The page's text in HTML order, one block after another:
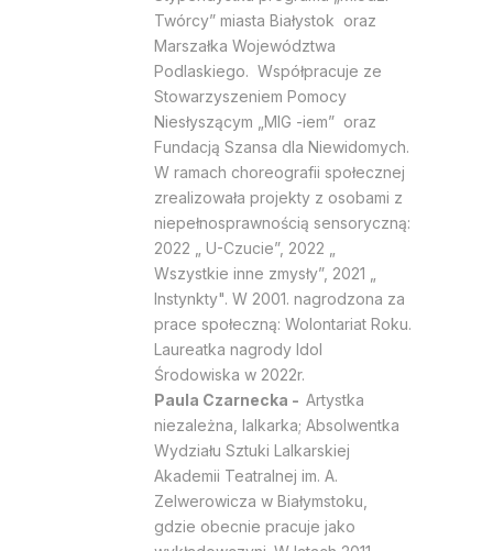
Twórcy” miasta Białystok oraz
Marszałka Województwa
Podlaskiego. Współpracuje ze
Stowarzyszeniem Pomocy
Niesłyszącym „MIG -iem” oraz
Fundacją Szansa dla Niewidomych.
W ramach choreografii społecznej
zrealizowała projekty z osobami z
niepełnosprawnością sensoryczną:
2022 „ U-Czucie”, 2022 „
Wszystkie inne zmysły”, 2021 „
Instynkty". W 2001. nagrodzona za
prace społeczną: Wolontariat Roku.
Laureatka nagrody Idol
Środowiska w 2022r.
Paula Czarnecka - Artystka
niezależna, lalkarka; Absolwentka
Wydziału Sztuki Lalkarskiej
Akademii Teatralnej im. A.
Zelwerowicza w Białymstoku,
gdzie obecnie pracuje jako